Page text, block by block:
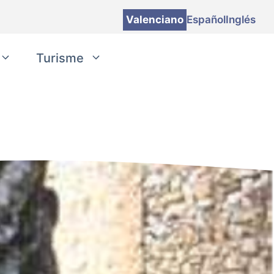
Valenciano EspañolInglés
Turisme